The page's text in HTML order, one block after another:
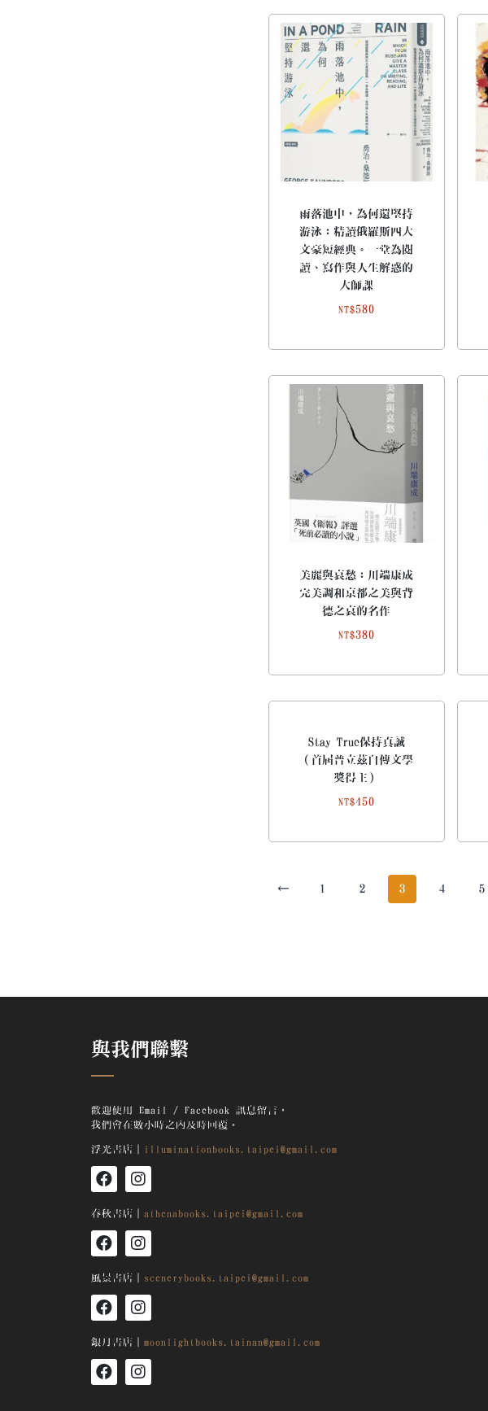
雨落池中，為何還堅持
游泳：精讀俄羅斯四大
文豪短經典。一堂為閱
讀、寫作與人生解惑的
大師課
NT$580
美麗與哀愁：川端康成
完美調和京都之美與背
德之哀的名作
NT$380
Stay True保持真誠
（首屆普立茲自傳文學
獎得主）
NT$450
← 1 2 3 4 5
與我們聯繫
歡迎使用 Email / Facebook 訊息留言，
我們會在數小時之內及時回覆。
浮光書店｜ illuminationbooks.taipei@gmail.com
春秋書店｜ athenabooks.taipei@gmail.com
風景書店｜ scenerybooks.taipei@gmail.com
銀月 書店｜ moonlightbooks.tainan@gmail.com